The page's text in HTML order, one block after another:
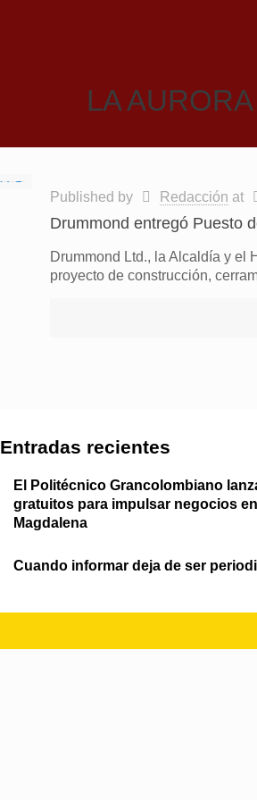
LA AURORA
Published by Redacción at
Drummond entregó Puesto
Drummond Ltd., la Alcaldía y el
proyecto de construcción,
Entradas recientes
El Politécnico Grancolombiano
gratuitos para impulsar negocios en
Magdalena
Cuando informar deja de ser